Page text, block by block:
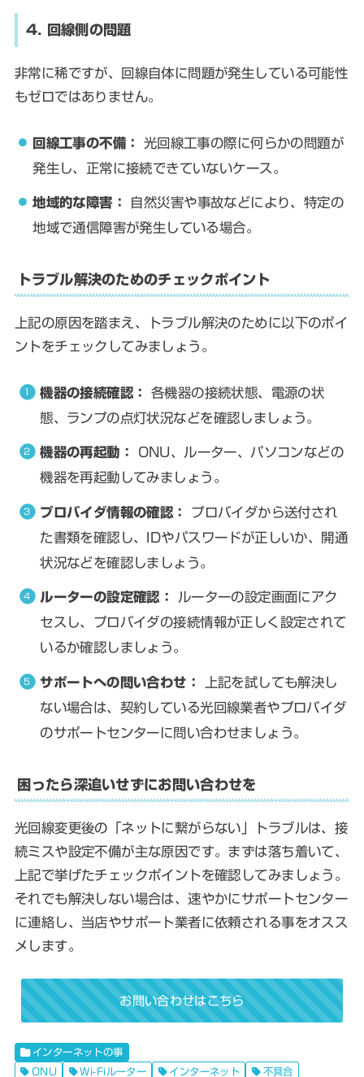
4. 回線側の問題
非常に稀ですが、回線自体に問題が発生している可能性
もゼロではありません。
回線工事の不備：
光回線工事の際に何らかの問題が
発生し、正常に接続できていないケース。
地域的な障害：
自然災害や事故などにより、特定の
地域で通信障害が発生している場合。
トラブル解決のためのチェックポイント
上記の原因を踏まえ、トラブル解決のために以下のポイ
ントをチェックしてみましょう。
機器の接続確認：
各機器の接続状態、電源の状
態、ランプの点灯状況などを確認しましょう。
機器の再起動：
ONU、ルーター、パソコンなどの
機器を再起動してみましょう。
プロバイダ情報の確認：
プロバイダから送付され
た書類を確認し、IDやパスワードが正しいか、開通
状況などを確認しましょう。
ルーターの設定確認：
ルーターの設定画面にアク
セスし、プロバイダの接続情報が正しく設定されて
いるか確認しましょう。
サポートへの問い合わせ：
上記を試しても解決し
ない場合は、契約している光回線業者やプロバイダ
のサポートセンターに問い合わせましょう。
困ったら深追いせずにお問い合わせを
光回線変更後の「ネットに繋がらない」トラブルは、接
続ミスや設定不備が主な原因です。まずは落ち着いて、
上記で挙げたチェックポイントを確認してみましょう。
それでも解決しない場合は、速やかにサポートセンター
に連絡し、当店やサポート業者に依頼される事をオスス
メします。
お問い合わせはこちら
インターネットの事
ONU
Wi-Fiルーター インターネット
不具合